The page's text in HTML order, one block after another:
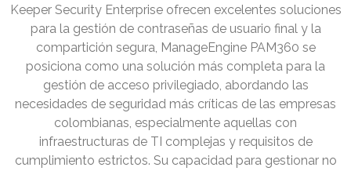
Keeper Security Enterprise ofrecen excelentes soluciones
para la gestión de contraseñas de usuario final y la
compartición segura, ManageEngine PAM360 se
posiciona como una solución más completa para la
gestión de acceso privilegiado, abordando las
necesidades de seguridad más críticas de las empresas
colombianas, especialmente aquellas con
infraestructuras de TI complejas y requisitos de
cumplimiento estrictos. Su capacidad para gestionar no